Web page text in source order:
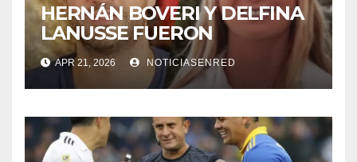
HERNÁN BOVERI Y DELFINA
LANUSSE FUERON
INHABILITADOS PARA
EJERCER COMO MÉDICOS
APR 21, 2026 NOTICIASENRED